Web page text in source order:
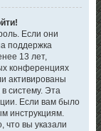
Если они
поддержка
13 лет,
конференциях
активированы
систему. Эта
Если вам было
инструкциям.
что вы указали